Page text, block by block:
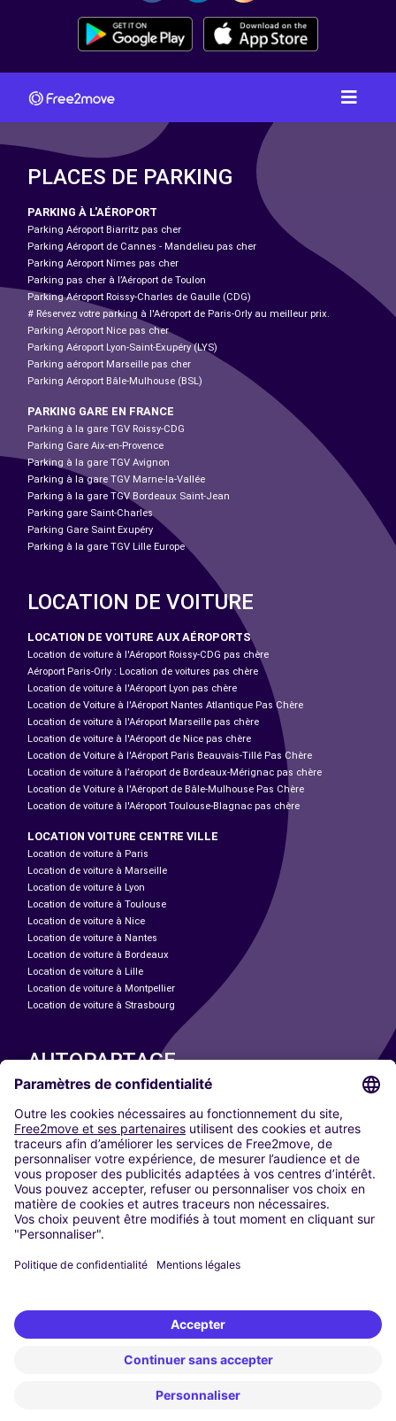
PLACES DE PARKING
PARKING À L'AÉROPORT
Parking Aéroport Biarritz pas cher
Parking Aéroport de Cannes - Mandelieu pas cher
Parking Aéroport Nîmes pas cher
Parking pas cher à l’Aéroport de Toulon
Parking Aéroport Roissy-Charles de Gaulle (CDG)
# Réservez votre parking à l'Aéroport de Paris-Orly au meilleur prix.
Parking Aéroport Nice pas cher
Parking Aéroport Lyon-Saint-Exupéry (LYS)
Parking aéroport Marseille pas cher
Parking Aéroport Bâle-Mulhouse (BSL)
PARKING GARE EN FRANCE
Parking à la gare TGV Roissy-CDG
Parking Gare Aix-en-Provence
Parking à la gare TGV Avignon
Parking à la gare TGV Marne-la-Vallée
Parking à la gare TGV Bordeaux Saint-Jean
Parking gare Saint-Charles
Parking Gare Saint Exupéry
Parking à la gare TGV Lille Europe
LOCATION DE VOITURE
LOCATION DE VOITURE AUX AÉROPORTS
Location de voiture à l'Aéroport Roissy-CDG pas chère
Aéroport Paris-Orly : Location de voitures pas chère
Location de voiture à l'Aéroport Lyon pas chère
Location de Voiture à l'Aéroport Nantes Atlantique Pas Chère
Location de voiture à l'Aéroport Marseille pas chère
Location de voiture à l'Aéroport de Nice pas chère
Location de Voiture à l'Aéroport Paris Beauvais-Tillé Pas Chère
Location de voiture à l’aéroport de Bordeaux-Mérignac pas chère
Location de Voiture à l'Aéroport de Bâle-Mulhouse Pas Chère
Location de voiture à l'Aéroport Toulouse-Blagnac pas chère
LOCATION VOITURE CENTRE VILLE
Location de voiture à Paris
Location de voiture à Marseille
Location de voiture à Lyon
Location de voiture à Toulouse
Location de voiture à Nice
Location de voiture à Nantes
Location de voiture à Bordeaux
Location de voiture à Lille
Location de voiture à Montpellier
Location de voiture à Strasbourg
AUTOPARTAGE
Paris
Madrid
Washington DC
Milan
Rome
Turin
Vienne
Berlin
Düsseldorf